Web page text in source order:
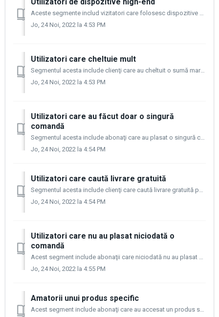
Aceste segmente includ vizitatori care folosesc dispozitive high-end pentru a accesa magazinul. În mare, se poate face presupunerea că aceştia au venitur...
Jo, 24 Noi, 2022 la 4:53 PM
Utilizatori care cheltuie mult
Segmentul acesta include clienţi care au cheltuit o sumă mare de bani în magazin într-o perioadă nu mai mică de 180 de zile. Aceştia sunt utilizatorii ca...
Jo, 24 Noi, 2022 la 4:53 PM
Utilizatori care au făcut doar o singură
comandă
Segmentul acesta include abonaţi care au plasat o singură comandă prin magazin. Puteţi transforma aceşti utilizatori în clienţi fideli aflând care sunt p...
Jo, 24 Noi, 2022 la 4:54 PM
Utilizatori care caută livrare gratuită
Segmentul acesta include clienţi care caută livrare gratuită pentru achiziţiile lor. Aceştia sunt clienţi care au mai comandat de la dvs., au peste o com...
Jo, 24 Noi, 2022 la 4:54 PM
Utilizatori care nu au plasat niciodată o
comandă
Acest segment include abonaţii care niciodată nu au plasat nici măcar o singură comandă prin magazin. Puteţi afla care sunt produsele şi serviciile care ...
Jo, 24 Noi, 2022 la 4:55 PM
Amatorii unui produs specific
Acest segment include abonaţi care au accesat un produs specific de mai multe ori (cel puţin 2-3 ori) în ultimele câteva zile. Acest comportament arată c...